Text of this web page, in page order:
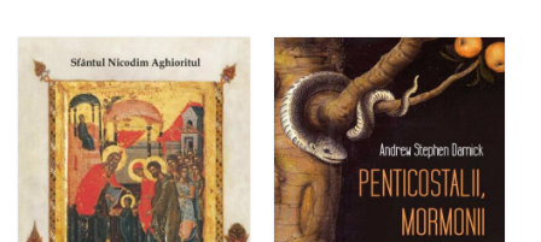
Adaugă în coș Wishlist Adaugă în coș Wishlist